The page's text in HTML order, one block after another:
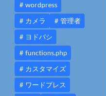
wordpress
カメラ
管理者
ヨドバシ
functions.php
カスタマイズ
ワードプレス